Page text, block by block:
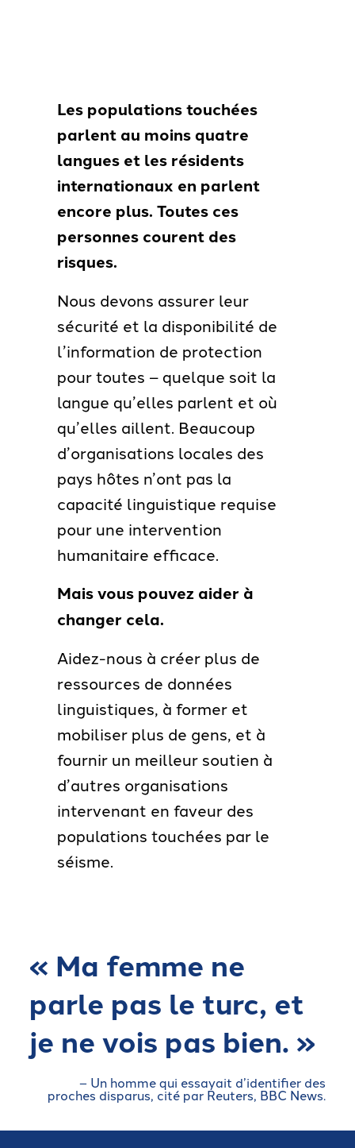
Les populations touchées
parlent au moins quatre
langues et les résidents
internationaux en parlent
encore plus. Toutes ces
personnes courent des
risques.
Nous devons assurer leur
sécurité et la disponibilité de
l’information de protection
pour toutes – quelque soit la
langue qu’elles parlent et où
qu’elles aillent. Beaucoup
d’organisations locales des
pays hôtes n’ont pas la
capacité linguistique requise
pour une intervention
humanitaire efficace.
Mais vous pouvez aider à
changer cela.
Aidez-nous à créer plus de
ressources de données
linguistiques, à former et
mobiliser plus de gens, et à
fournir un meilleur soutien à
d’autres organisations
intervenant en faveur des
populations touchées par le
séisme.
« Ma femme ne
parle pas le turc, et
je ne vois pas bien. »
– Un homme qui essayait d’identifier des
proches disparus, cité par Reuters, BBC News.